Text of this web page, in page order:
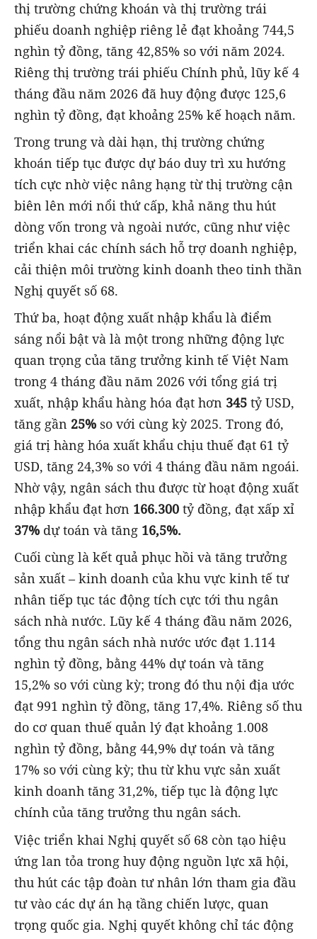
thị trường chứng khoán và thị trường trái
phiếu doanh nghiệp riêng lẻ đạt khoảng 744,5
nghìn tỷ đồng, tăng 42,85% so với năm 2024.
Riêng thị trường trái phiếu Chính phủ, lũy kế 4
tháng đầu năm 2026 đã huy động được 125,6
nghìn tỷ đồng, đạt khoảng 25% kế hoạch năm.
Trong trung và dài hạn, thị trường chứng
khoán tiếp tục được dự báo duy trì xu hướng
tích cực nhờ việc nâng hạng từ thị trường cận
biên lên mới nổi thứ cấp, khả năng thu hút
dòng vốn trong và ngoài nước, cũng như việc
triển khai các chính sách hỗ trợ doanh nghiệp,
cải thiện môi trường kinh doanh theo tinh thần
Nghị quyết số 68.
Thứ ba, hoạt động xuất nhập khẩu là điểm
sáng nổi bật và là một trong những động lực
quan trọng của tăng trưởng kinh tế Việt Nam
trong 4 tháng đầu năm 2026 với tổng giá trị
xuất, nhập khẩu hàng hóa đạt hơn 345 tỷ USD,
tăng gần 25% so với cùng kỳ 2025. Trong đó,
giá trị hàng hóa xuất khẩu chịu thuế đạt 61 tỷ
USD, tăng 24,3% so với 4 tháng đầu năm ngoái.
Nhờ vậy, ngân sách thu được từ hoạt động xuất
nhập khẩu đạt hơn 166.300 tỷ đồng, đạt xấp xỉ
37% dự toán và tăng 16,5%.
Cuối cùng là kết quả phục hồi và tăng trưởng
sản xuất – kinh doanh của khu vực kinh tế tư
nhân tiếp tục tác động tích cực tới thu ngân
sách nhà nước. Lũy kế 4 tháng đầu năm 2026,
tổng thu ngân sách nhà nước ước đạt 1.114
nghìn tỷ đồng, bằng 44% dự toán và tăng
15,2% so với cùng kỳ; trong đó thu nội địa ước
đạt 991 nghìn tỷ đồng, tăng 17,4%. Riêng số thu
do cơ quan thuế quản lý đạt khoảng 1.008
nghìn tỷ đồng, bằng 44,9% dự toán và tăng
17% so với cùng kỳ; thu từ khu vực sản xuất
kinh doanh tăng 31,2%, tiếp tục là động lực
chính của tăng trưởng thu ngân sách.
Việc triển khai Nghị quyết số 68 còn tạo hiệu
ứng lan tỏa trong huy động nguồn lực xã hội,
thu hút các tập đoàn tư nhân lớn tham gia đầu
tư vào các dự án hạ tầng chiến lược, quan
trọng quốc gia. Nghị quyết không chỉ tác động